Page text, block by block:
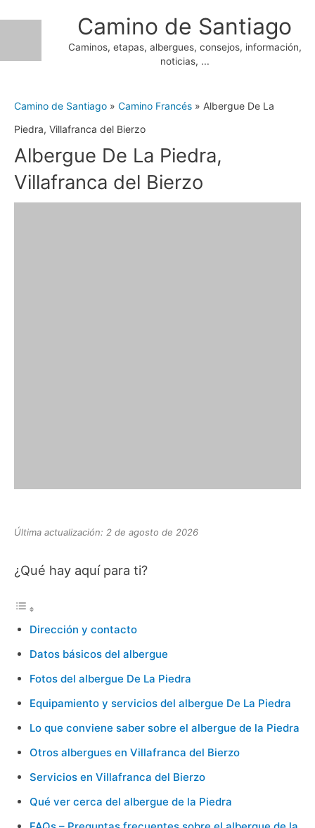
Camino de Santiago
Caminos, etapas, albergues, consejos, información,
noticias, ...
Camino de Santiago » Camino Francés » Albergue De La
Piedra, Villafranca del Bierzo
Albergue De La Piedra,
Villafranca del Bierzo
Última actualización: 2 de agosto de 2026
¿Qué hay aquí para ti?
Dirección y contacto
Datos básicos del albergue
Fotos del albergue De La Piedra
Equipamiento y servicios del albergue De La Piedra
Lo que conviene saber sobre el albergue de la Piedra
Otros albergues en Villafranca del Bierzo
Servicios en Villafranca del Bierzo
Qué ver cerca del albergue de la Piedra